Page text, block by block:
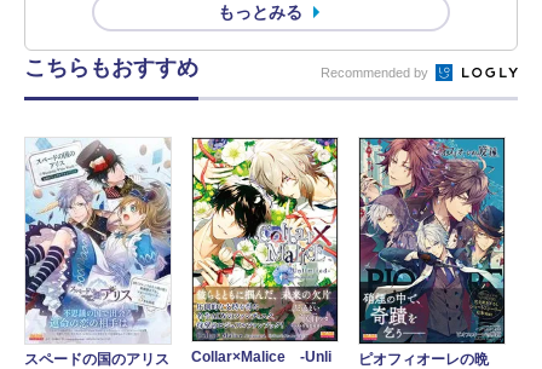
もっとみる
こちらもおすすめ Recommended by
スペードの国のアリス
Collar×Malice -Unli
ピオフィオーレの晩